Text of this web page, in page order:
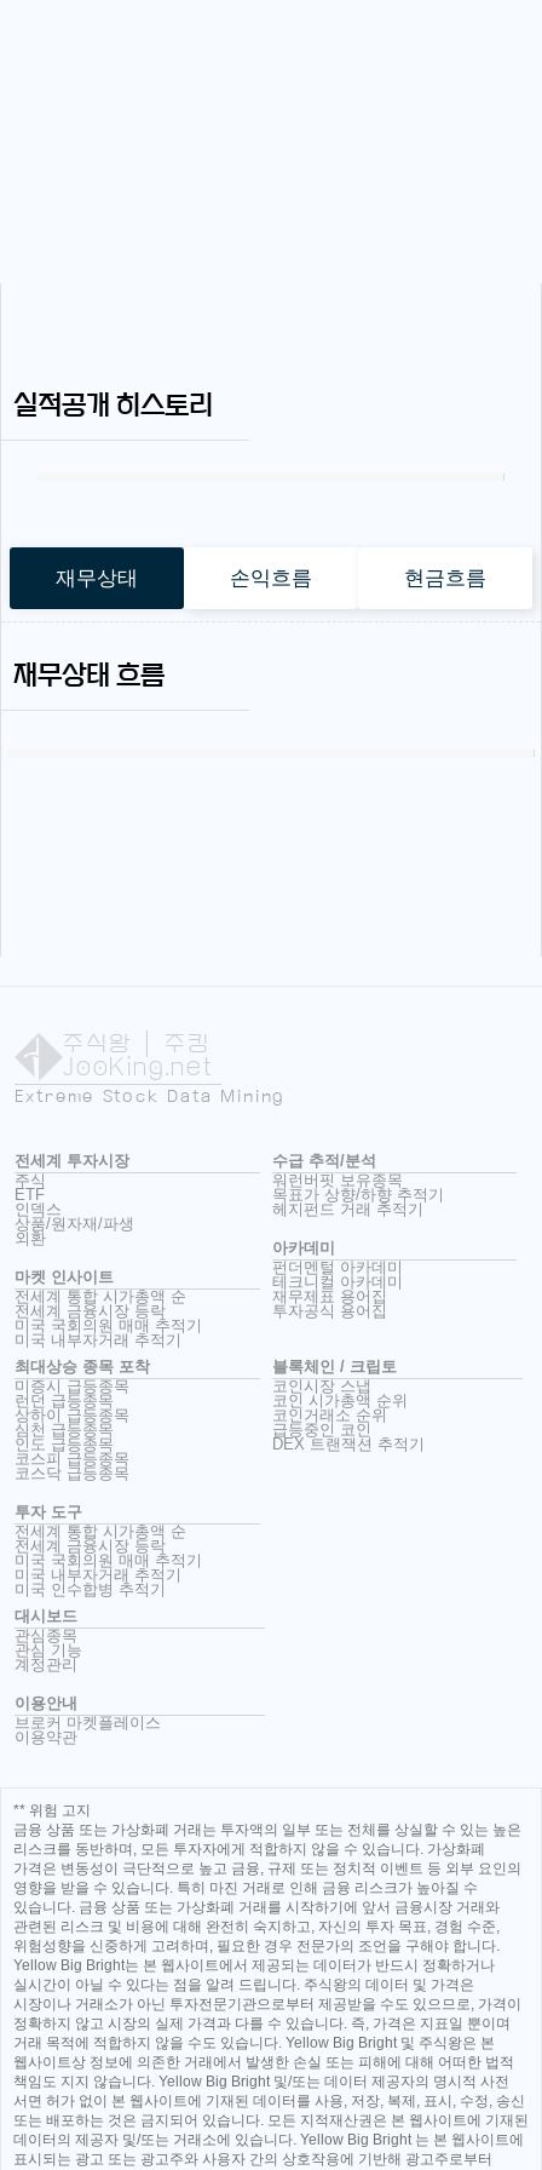
실적공개 히스토리
재무상태 손익흐름 현금흐름
재무상태 흐름
주식왕 | 주킹
JooKing.net
Extreme Stock Data Mining
전세계 투자시장
주식
ETF
인덱스
상품/원자재/파생
외환
마켓 인사이트
전세계 통합 시가총액 순
전세계 금융시장 등락
미국 국회의원 매매 추적기
미국 내부자거래 추적기
수급 추적/분석
워런버핏 보유종목
목표가 상향/하향 추적기
헤지펀드 거래 추적기
아카데미
펀더멘털 아카데미
테크니컬 아카데미
재무제표 용어집
투자공식 용어집
최대상승 종목 포착
미증시 급등종목
런던 급등종목
상하이 급등종목
심천 급등종목
인도 급등종목
코스피 급등종목
코스닥 급등종목
투자 도구
전세계 통합 시가총액 순
전세계 금융시장 등락
미국 국회의원 매매 추적기
미국 내부자거래 추적기
미국 인수합병 추적기
블록체인 / 크립토
코인시장 스냅
코인 시가총액 순위
코인거래소 순위
급등중인 코인
DEX 트랜잭션 추적기
대시보드
관심종목
관심 기능
계정관리
이용안내
브로커 마켓플레이스
이용약관
** 위험 고지
금융 상품 또는 가상화폐 거래는 투자액의 일부 또는 전체를 상실할 수 있는 높은
리스크를 동반하며, 모든 투자자에게 적합하지 않을 수 있습니다. 가상화폐
가격은 변동성이 극단적으로 높고 금융, 규제 또는 정치적 이벤트 등 외부 요인의
영향을 받을 수 있습니다. 특히 마진 거래로 인해 금융 리스크가 높아질 수
있습니다. 금융 상품 또는 가상화폐 거래를 시작하기에 앞서 금융시장 거래와
관련된 리스크 및 비용에 대해 완전히 숙지하고, 자신의 투자 목표, 경험 수준,
위험성향을 신중하게 고려하며, 필요한 경우 전문가의 조언을 구해야 합니다.
Yellow Big Bright는 본 웹사이트에서 제공되는 데이터가 반드시 정확하거나
실시간이 아닐 수 있다는 점을 알려 드립니다. 주식왕의 데이터 및 가격은
시장이나 거래소가 아닌 투자전문기관으로부터 제공받을 수도 있으므로, 가격이
정확하지 않고 시장의 실제 가격과 다를 수 있습니다. 즉, 가격은 지표일 뿐이며
거래 목적에 적합하지 않을 수도 있습니다. Yellow Big Bright 및 주식왕은 본
웹사이트상 정보에 의존한 거래에서 발생한 손실 또는 피해에 대해 어떠한 법적
책임도 지지 않습니다. Yellow Big Bright 및/또는 데이터 제공자의 명시적 사전
서면 허가 없이 본 웹사이트에 기재된 데이터를 사용, 저장, 복제, 표시, 수정, 송신
또는 배포하는 것은 금지되어 있습니다. 모든 지적재산권은 본 웹사이트에 기재된
데이터의 제공자 및/또는 거래소에 있습니다. Yellow Big Bright 는 본 웹사이트에
표시되는 광고 또는 광고주와 사용자 간의 상호작용에 기반해 광고주로부터